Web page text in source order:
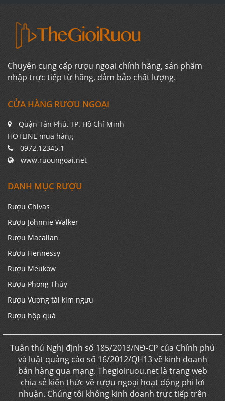
Chuyên cung cấp rượu ngoại chính hãng, sản phẩm
nhập trực tiếp từ hãng, đảm bảo chất lượng.
CỬA HÀNG RƯỢU NGOẠI
Quận Tân Phú, TP. Hồ Chí Minh
HOTLINE mua hàng
0972.12345.1
www.ruoungoai.net
DANH MỤC RƯỢU
Rượu Chivas
Rượu Johnnie Walker
Rượu Macallan
Rượu Hennessy
Rượu Meukow
Rượu Phong Thủy
Rượu Vương tài kim ngưu
Rượu hộp quà
Tuân thủ Nghị định số 185/2013/NĐ-CP của Chính phủ
và luật quảng cáo số 16/2012/QH13 về kinh doanh
bán hàng qua mạng. Thegioiruou.net là trang web
chia sẻ kiến thức về rượu ngoại hoạt động phi lơi
nhuận. Chúng tôi không kinh doanh trực tiếp trên